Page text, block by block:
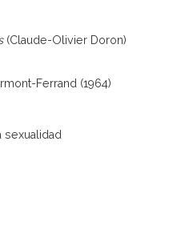
(Claude-Olivier Doron)
Ferrand (1964)
sexualidad